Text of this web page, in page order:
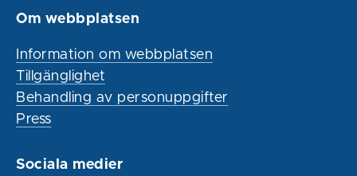
Om webbplatsen
Information om webbplatsen
Tillgänglighet
Behandling av personuppgifter
Press
Sociala medier